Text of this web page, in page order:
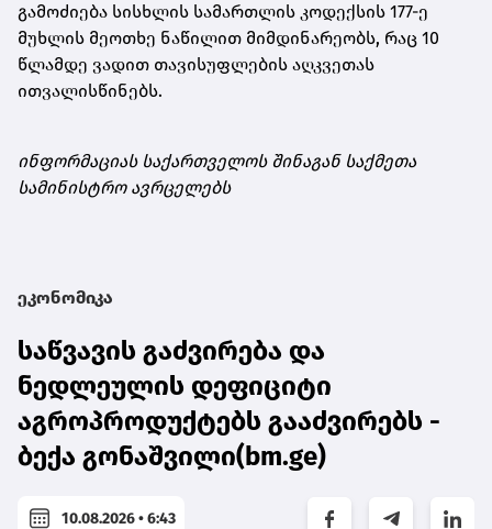
გამოძიება სისხლის სამართლის კოდექსის 177-ე
მუხლის მეოთხე ნაწილით მიმდინარეობს, რაც 10
წლამდე ვადით თავისუფლების აღკვეთას
ითვალისწინებს.
ინფორმაციას საქართველოს შინაგან საქმეთა
სამინისტრო ავრცელებს
ეკონომიკა
საწვავის გაძვირება და
ნედლეულის დეფიციტი
აგროპროდუქტებს გააძვირებს -
ბექა გონაშვილი(bm.ge)
10.08.2026 • 6:43